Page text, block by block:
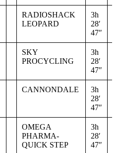
RADIOSHACK
LEOPARD
3h
28′
47″
SKY
PROCYCLING
3h
28′
47″
CANNONDALE
3h
28′
47″
OMEGA
PHARMA-
QUICK STEP
3h
28′
47″